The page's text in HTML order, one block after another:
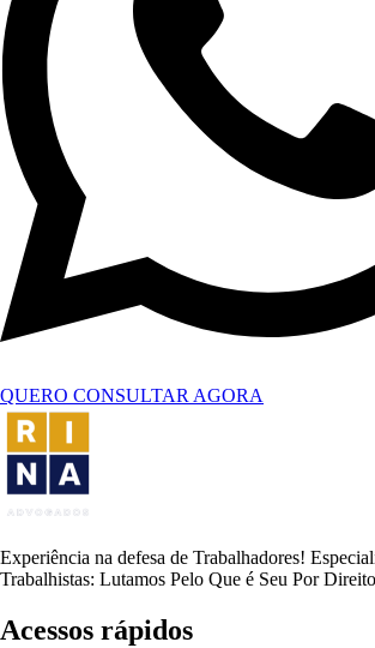
QUERO CONSULTAR AGORA
Experiência na defesa de Trabalhadores!
Trabalhistas: Lutamos Pelo Que é Seu Por
Acessos rápidos